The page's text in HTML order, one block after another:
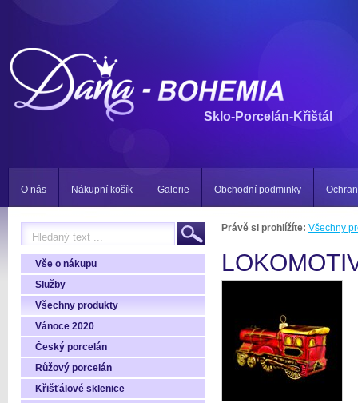
Sklo-Porcelán-Křištál
O nás Nákupní košík Galerie Obchodní podminky
Vše o nákupu
Služby
Všechny produkty
Vánoce 2020
Český porcelán
Růžový porcelán
Křišťálové sklenice
Právě si prohlížíte: Všechny